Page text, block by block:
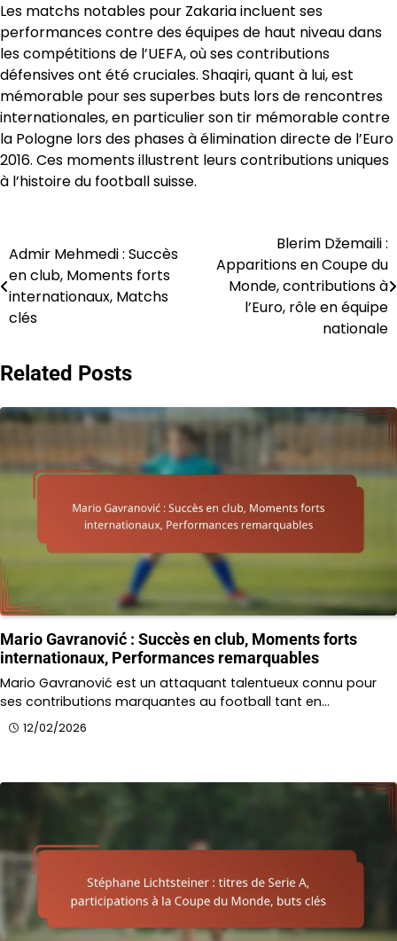
Les matchs notables pour Zakaria incluent ses
performances contre des équipes de haut niveau dans
les compétitions de l’UEFA, où ses contributions
défensives ont été cruciales. Shaqiri, quant à lui, est
mémorable pour ses superbes buts lors de rencontres
internationales, en particulier son tir mémorable contre
la Pologne lors des phases à élimination directe de l’Euro
2016. Ces moments illustrent leurs contributions uniques
à l’histoire du football suisse.
Post
navigation
Admir Mehmedi : Succès
en club, Moments forts
internationaux, Matchs
clés
Blerim Džemaili :
Apparitions en Coupe du
Monde, contributions à
l’Euro, rôle en équipe
nationale
Related Posts
Mario Gavranović : Succès en club, Moments forts
internationaux, Performances remarquables
Mario Gavranović est un attaquant talentueux connu pour
ses contributions marquantes au football tant en…
12/02/2026